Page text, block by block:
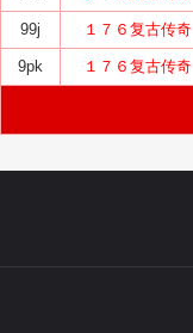
99j １７６复古传奇
9pk １７６复古传奇